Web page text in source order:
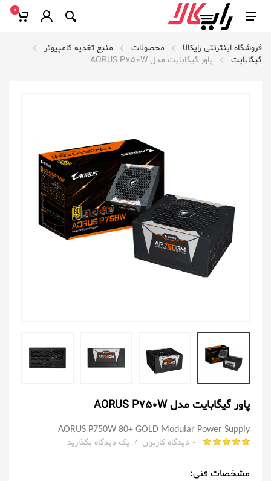
0
فروشگاه اینترنتی رایکالا محصولات
منبع تغذیه کامپیوتر
گیگابایت
پاور گیگابایت مدل AORUS P750W
پاور گیگابایت مدل AORUS P750W
AORUS P750W 80+ GOLD Modular Power Supply
0 دیدگاه کاربران / یک دیدگاه بگذارید
مشخصات فنی: